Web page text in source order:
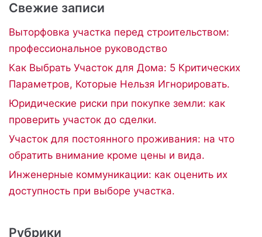
Свежие записи
Выторфовка участка перед строительством:
профессиональное руководство
Как Выбрать Участок для Дома: 5 Критических
Параметров, Которые Нельзя Игнорировать.
Юридические риски при покупке земли: как
проверить участок до сделки.
Участок для постоянного проживания: на что
обратить внимание кроме цены и вида.
Инженерные коммуникации: как оценить их
доступность при выборе участка.
Рубрики